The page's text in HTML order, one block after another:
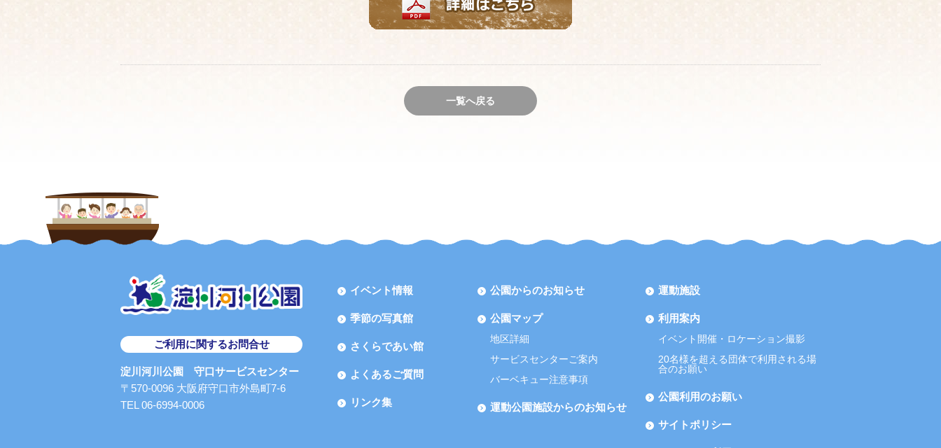
一覧へ戻る
ご利用に関するお問合せ
淀川河川公園 守口サービスセンター
〒570-0096 大阪府守口市外島町7-6
TEL 06-6994-0006
イベント情報
季節の写真館
さくらであい館
よくあるご質問
リンク集
公園からのお知らせ
公園マップ
地区詳細
サービスセンターご案内
バーベキュー注意事項
運動公園施設からのお知らせ
運動施設
利用案内
イベント開催・ロケーション撮影
20名様を超える団体で利用される場
合のお願い
公園利用のお願い
サイトポリシー